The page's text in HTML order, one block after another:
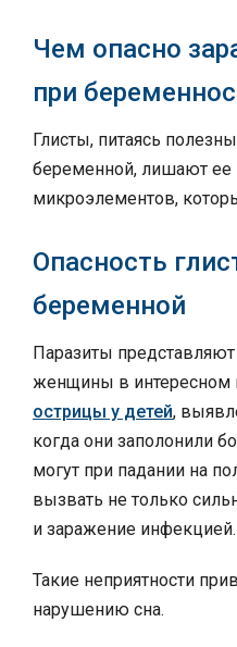
Чем опасно
при
Глисты, питаясь
беременной, лишают ее
микроэлементов,
Опасность
беременной
Паразиты
женщины в интересном
острицы у детей,
когда они заполонили
могут при падании на
вызвать не только
и заражение инфекцией.
Такие неприятности
нарушению сна.